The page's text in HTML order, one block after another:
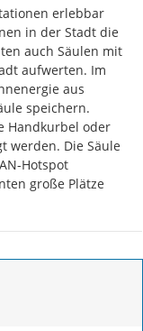
erlebbar
in der Stadt die
auch Säulen mit
aufwerten. Im
aus
speichern.
Handkurbel oder
werden. Die Säule
Hotspot
große Plätze